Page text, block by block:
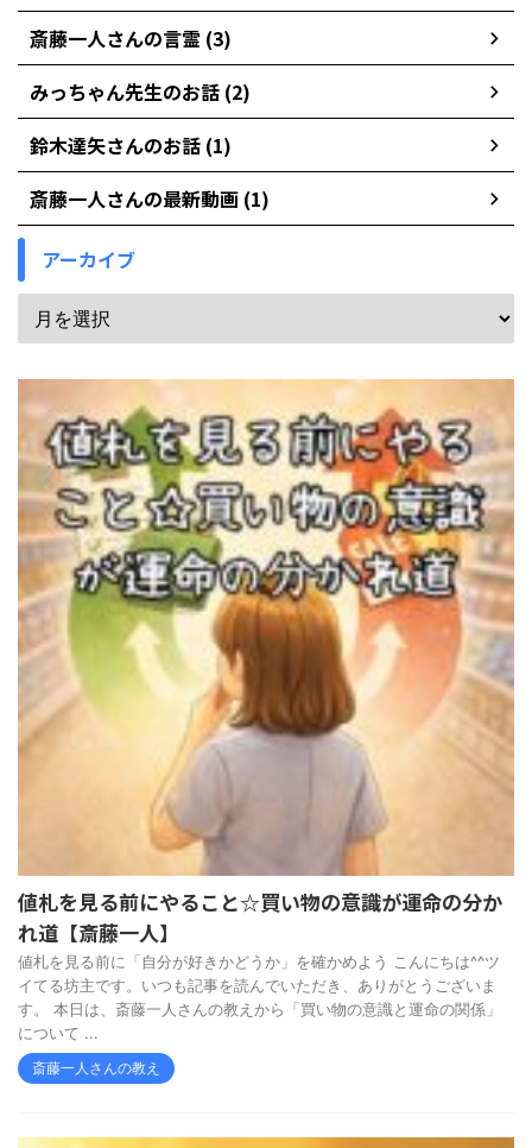
斎藤一人さんの言霊 (3)
みっちゃん先生のお話 (2)
鈴木達矢さんのお話 (1)
斎藤一人さんの最新動画 (1)
アーカイブ
値札を見る前にやること☆買い物の意識が運命の分か
れ道【斎藤一人】
値札を見る前に「自分が好きかどうか」を確かめよう こんにちは^^ツ
イてる坊主です。いつも記事を読んでいただき、ありがとうございま
す。 本日は、斎藤一人さんの教えから「買い物の意識と運命の関係」
について ...
斎藤一人さんの教え